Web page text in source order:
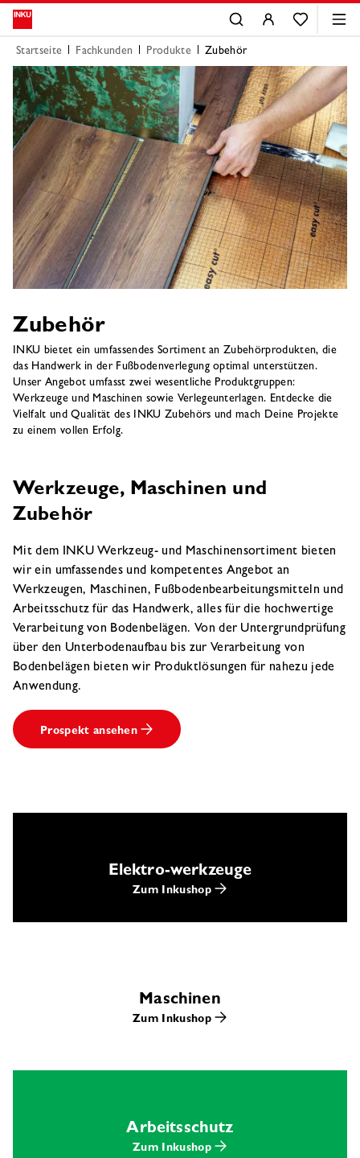
Startseite Fachkunden Produkte Zubehör
Zubehör
INKU bietet ein umfassendes Sortiment an Zubehörprodukten, die
das Handwerk in der Fußbodenverlegung optimal unterstützen.
Unser Angebot umfasst zwei wesentliche Produktgruppen:
Werkzeuge und Maschinen sowie Verlegeunterlagen. Entdecke die
Vielfalt und Qualität des INKU Zubehörs und mach Deine Projekte
zu einem vollen Erfolg.
Werkzeuge, Maschinen und
Zubehör
Mit dem INKU Werkzeug- und Maschinensortiment bieten
wir ein umfassendes und kompetentes Angebot an
Werkzeugen, Maschinen, Fußbodenbearbeitungsmitteln und
Arbeitsschutz für das Handwerk, alles für die hochwertige
Verarbeitung von Bodenbelägen. Von der Untergrundprüfung
über den Unterbodenaufbau bis zur Verarbeitung von
Bodenbelägen bieten wir Produktlösungen für nahezu jede
Anwendung.
Prospekt ansehen
Elektro-werkzeuge
Zum Inkushop
Maschinen
Zum Inkushop
Arbeitsschutz
Zum Inkushop